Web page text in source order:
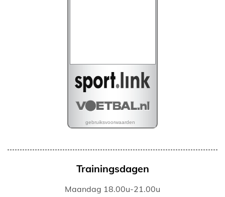
Trainingsdagen
Maandag 18.00u-21.00u